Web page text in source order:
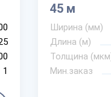
1
45 м
Ширина (мм)
Длина (м)
Толщина
Мин.заказ